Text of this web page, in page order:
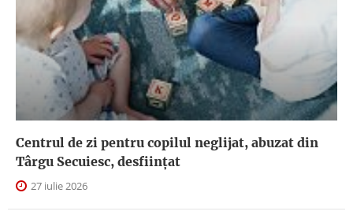
Centrul de zi pentru copilul neglijat, abuzat din
Târgu Secuiesc, desfiinţat
27 iulie 2026